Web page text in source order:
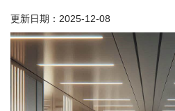
更新日期： 2025-12-08